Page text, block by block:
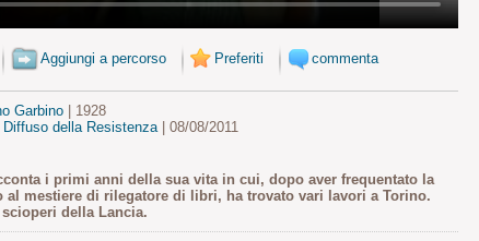
Aggiungi a percorso Preferiti commenta
Garbino| 1928
Diffuso della Resistenza| 08/08/2011
i primi anni della sua vita in cui, dopo aver frequentato la
al mestiere di rilegatore di libri, ha trovato vari lavori a Torino.
della Lancia.